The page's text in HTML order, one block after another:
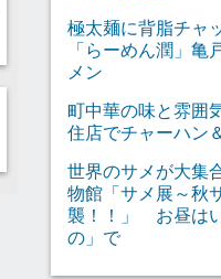
極太麺に背脂チャ
「らーめん潤」亀
メン
町中華の味と雰囲
住店でチャーハン
世界のサメが大
物館「サメ展～秋
襲！！」 お昼は
の」で